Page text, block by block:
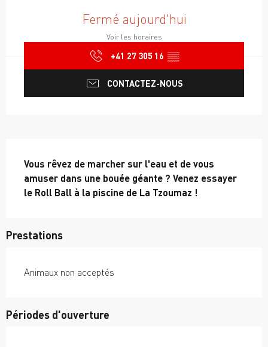
Fermé aujourd'hui
Voir les horaires
+41 27 305 16 ▒▒
CONTACTEZ-NOUS
Vous rêvez de marcher sur l'eau et de vous
amuser dans une bouée géante ? Venez essayer
le Roll Ball à la piscine de La Tzoumaz !
Prestations
Animaux non acceptés
Périodes d'ouverture